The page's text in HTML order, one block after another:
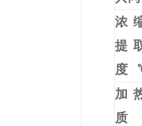
浓
提
度
加
质